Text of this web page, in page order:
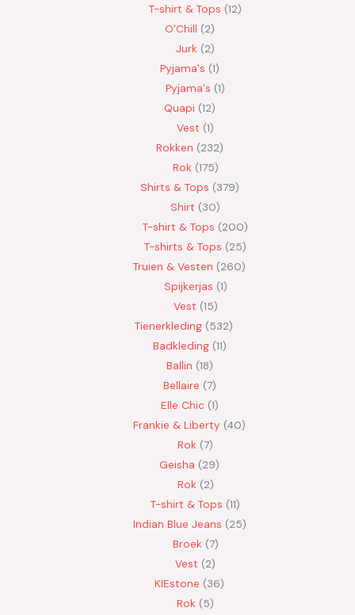
T-shirt & Tops 12
O'Chill 2
Jurk 2
Pyjama's 1
Pyjama's 1
Quapi 12
Vest 1
Rokken 232
Rok 175
Shirts & Tops 379
Shirt
30
T-shirt & Tops
200
T-shirts & Tops
25
Truien & Vesten
260
Spijkerjas 1
Vest 15
Tienerkleding 532
Badkleding 11
Ballin 18
Bellaire 7
Elle Chic 1
Frankie & Liberty 40
Rok 7
Geisha
29
Rok 2
T-shirt & Tops 11
Indian Blue Jeans 25
Broek 7
Vest
2
KIEstone
36
Rok 5